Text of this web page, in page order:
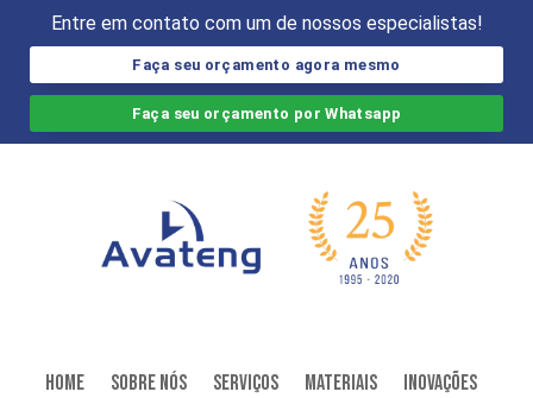
Entre em contato com um de nossos especialistas!
Faça seu orçamento agora mesmo
Faça seu orçamento por Whatsapp
Home Sobre Nós Serviços Materiais
Inovações